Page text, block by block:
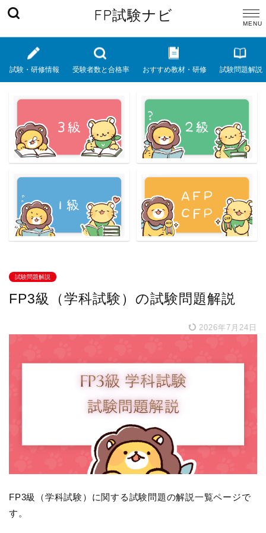
FP試験ナビ
試験・研修情報 受験者数と合格率 おすすめ教材・研修 試験問題解説
試験問題解説
FP3級（学科試験）の試験問題解説
2026年7月24日
FP3級（学科試験）に関する試験問題の解説一覧ページで
す。